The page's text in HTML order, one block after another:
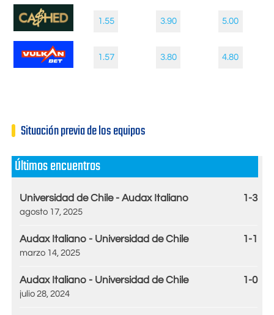
1.55 3.90 5.00
1.57 3.80 4.80
Situación previa de los equipos
Últimos encuentros
Universidad de Chile - Audax Italiano 1-3
agosto 17, 2025
Audax Italiano - Universidad de Chile 1-1
marzo 14, 2025
Audax Italiano - Universidad de Chile 1-0
julio 28, 2024